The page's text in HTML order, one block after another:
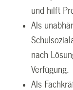
und hilft
Als
nach
Verfügung.
Als